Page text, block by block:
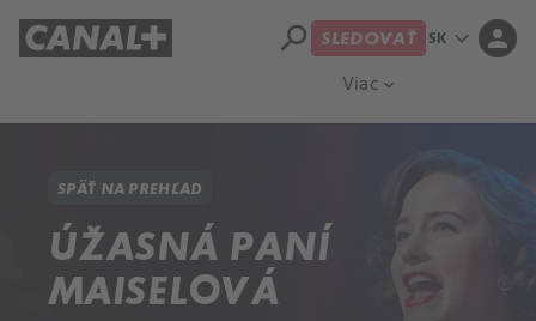
Viac expand_more
search SLEDOVAŤ SK expand_more person
SPÄŤ NA PREHĽAD
ÚŽASNÁ PANÍ
MAISELOVÁ